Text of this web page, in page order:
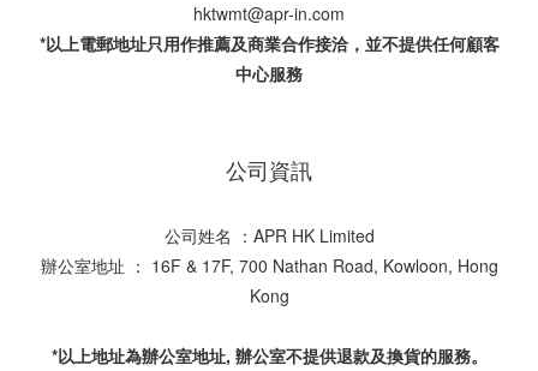
hktwmt@apr-in.com
*以上電郵地址只用作推薦及商業合作接洽，並不提供任何顧客
中心服務
公司資訊
公司姓名 ：APR HK Limited
辦公室地址 ： 16F & 17F, 700 Nathan Road, Kowloon, Hong
Kong
*以上地址為辦公室地址, 辦公室不提供退款及換貨的服務。